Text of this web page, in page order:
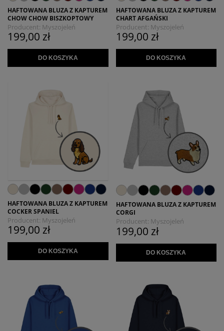
HAFTOWANA BLUZA Z KAPTUREM
CHOW CHOW BISZKOPTOWY
Producent: Myszojeleń
199,00 zł
DO KOSZYKA
HAFTOWANA BLUZA Z KAPTUREM
CHART AFGAŃSKI
Producent: Myszojeleń
199,00 zł
DO KOSZYKA
HAFTOWANA BLUZA Z KAPTUREM
COCKER SPANIEL
Producent: Myszojeleń
199,00 zł
DO KOSZYKA
HAFTOWANA BLUZA Z KAPTUREM
CORGI
Producent: Myszojeleń
199,00 zł
DO KOSZYKA